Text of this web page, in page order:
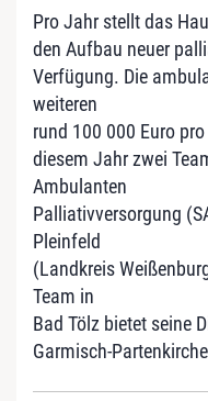
Pro Jahr stellt das
den Aufbau neuer
Verfügung. Die
weiteren
rund 100 000 Euro
diesem Jahr zwei
Ambulanten
Palliativversorgung
Pleinfeld
(Landkreis
Team in
Bad Tölz bietet seine
Garmisch-